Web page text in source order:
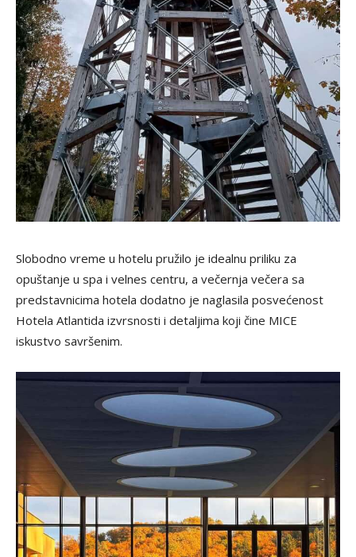
Slobodno vreme u hotelu pružilo je idealnu priliku za
opuštanje u spa i velnes centru, a večernja večera sa
predstavnicima hotela dodatno je naglasila posvećenost
Hotela Atlantida izvrsnosti i detaljima koji čine MICE
iskustvo savršenim.